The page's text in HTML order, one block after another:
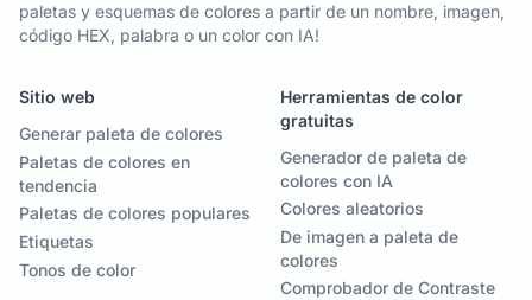
paletas y esquemas de colores a partir de un nombre, imagen,
código HEX, palabra o un color con IA!
Sitio web
Generar paleta de colores
Paletas de colores en
tendencia
Paletas de colores populares
Etiquetas
Tonos de color
Herramientas de color
gratuitas
Generador de paleta de
colores con IA
Colores aleatorios
De imagen a paleta de
colores
Comprobador de Contraste